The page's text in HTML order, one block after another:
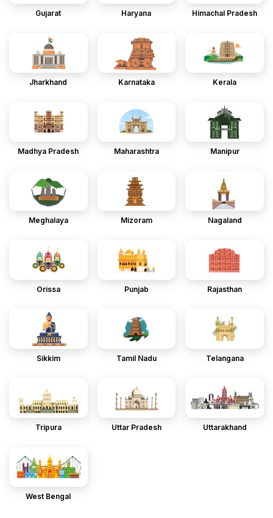
Gujarat Haryana Himachal Pradesh
Jharkhand Karnataka Kerala
Madhya Pradesh Maharashtra Manipur
Meghalaya Mizoram Nagaland
Orissa Punjab Rajasthan
Sikkim Tamil Nadu Telangana
Tripura Uttar Pradesh Uttarakhand
West Bengal